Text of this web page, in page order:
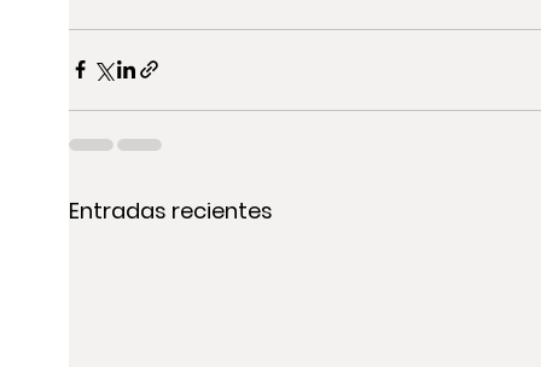
Entradas recientes